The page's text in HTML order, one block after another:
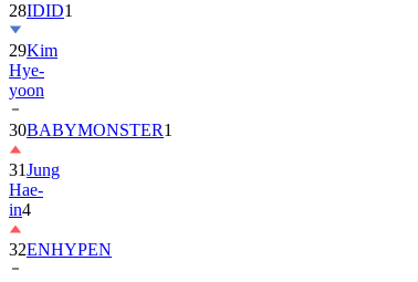
29Kim
Hye-
yoon
30BABYMONSTER
31Jung
Hae-
in4
32ENHYPEN
332PM